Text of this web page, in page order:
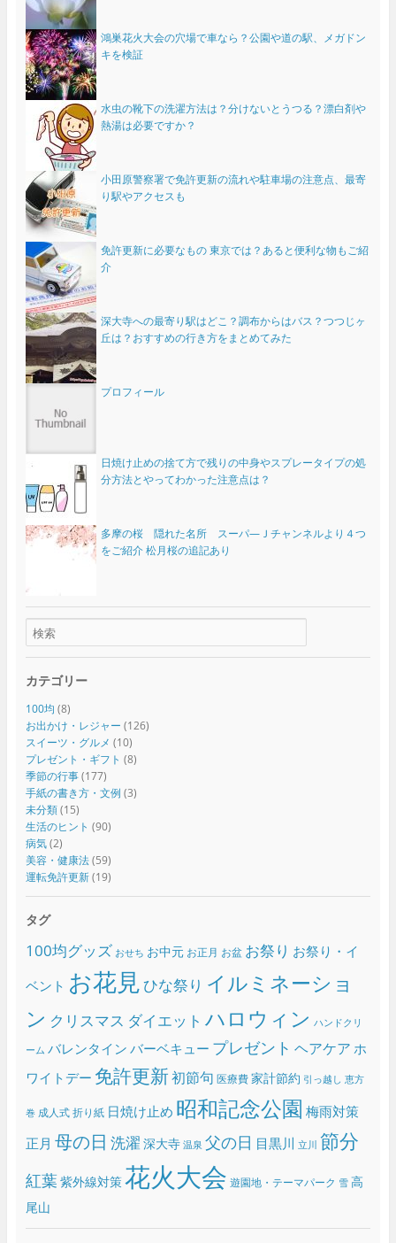
鴻巣花火大会の穴場で車なら？公園や道の駅、メガドン
キを検証
水虫の靴下の洗濯方法は？分けないとうつる？漂白剤や
熱湯は必要ですか？
小田原警察署で免許更新の流れや駐車場の注意点、最寄
り駅やアクセスも
免許更新に必要なもの 東京では？あると便利な物もご紹
介
深大寺への最寄り駅はどこ？調布からはバス？つつじヶ
丘は？おすすめの行き方をまとめてみた
プロフィール
日焼け止めの捨て方で残りの中身やスプレータイプの処
分方法とやってわかった注意点は？
多摩の桜 隠れた名所 スーパ―Ｊチャンネルより４つ
をご紹介 松月桜の追記あり
カテゴリー
100均 (8)
お出かけ・レジャー (126)
スイーツ・グルメ (10)
プレゼント・ギフト (8)
季節の行事(177)
手紙の書き方・文例 (3)
未分類(15)
生活のヒント (90)
病気(2)
美容・健康法(59)
運転免許更新(19)
タグ
100均グッズ おせち お中元 お正月 お盆 お祭り お祭り・イ
ベント お花見ひな祭り イルミネーショ
ン クリスマス ダイエット ハロウィン ハンドクリ
ーム バレンタイン バーベキュー プレゼント ヘアケア ホ
ワイトデー 免許更新初節句 医療費 家計節約 引っ越し 恵方
巻 成人式 折り紙 日焼け止め 昭和記念公園 梅雨対策
正月 母の日 洗濯 深大寺 温泉 父の日 目黒川 立川 節分
紅葉紫外線対策花火大会 遊園地・テーマパーク 雪 高
尾山